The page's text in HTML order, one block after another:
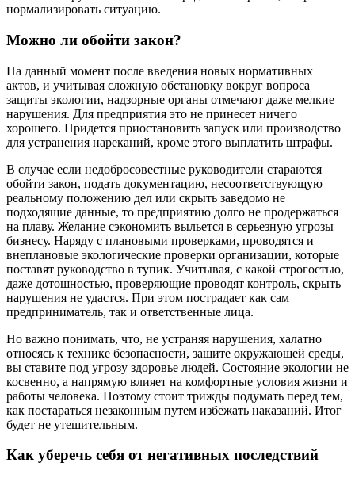
нормализировать ситуацию.
Можно ли обойти закон?
На данный момент после введения новых нормативных
актов, и учитывая сложную обстановку вокруг вопроса
защиты экологии, надзорные органы отмечают даже мелкие
нарушения. Для предприятия это не принесет ничего
хорошего. Придется приостановить запуск или производство
для устранения нареканий, кроме этого выплатить штрафы.
В случае если недобросовестные руководители стараются
обойти закон, подать документацию, несоответствующую
реальному положению дел или скрыть заведомо не
подходящие данные, то предприятию долго не продержаться
на плаву. Желание сэкономить выльется в серьезную угрозы
бизнесу. Наряду с плановыми проверками, проводятся и
внеплановые экологические проверки организации, которые
поставят руководство в тупик. Учитывая, с какой строгостью,
даже дотошностью, проверяющие проводят контроль, скрыть
нарушения не удастся. При этом пострадает как сам
предприниматель, так и ответственные лица.
Но важно понимать, что, не устраняя нарушения, халатно
относясь к технике безопасности, защите окружающей среды,
вы ставите под угрозу здоровье людей. Состояние экологии не
косвенно, а напрямую влияет на комфортные условия жизни и
работы человека. Поэтому стоит трижды подумать перед тем,
как постараться незаконным путем избежать наказаний. Итог
будет не утешительным.
Как уберечь себя от негативных последствий